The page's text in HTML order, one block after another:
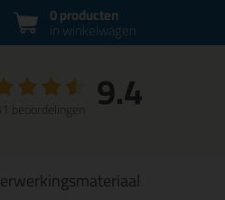
0 producten
in winkelwagen
9.4
beoordelingen